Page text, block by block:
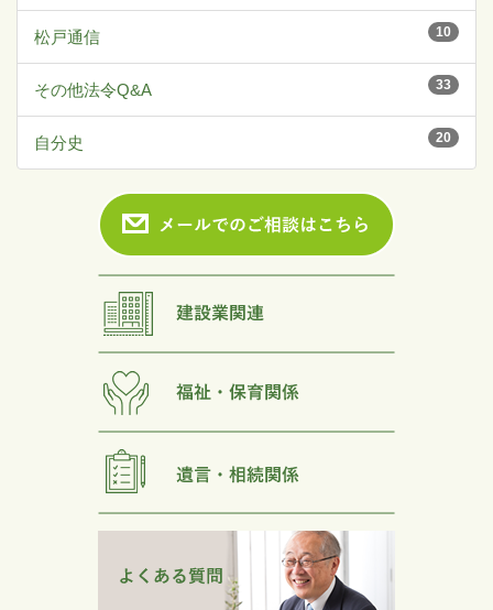
10
松戸通信
33
その他法令Q&A
20
自分史